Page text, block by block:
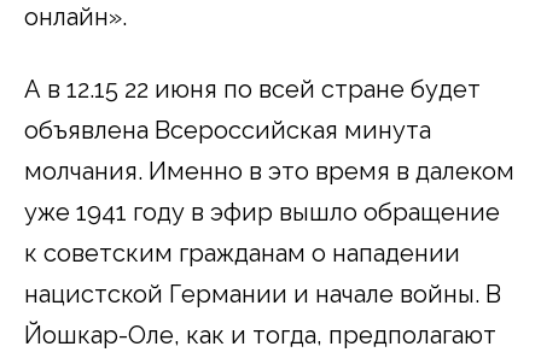
онлайн».
А в 12.15 22 июня по всей стране будет
объявлена Всероссийская минута
молчания. Именно в это время в далеком
уже 1941 году в эфир вышло обращение
к советским гражданам о нападении
нацистской Германии и начале войны. В
Йошкар-Оле, как и тогда, предполагают